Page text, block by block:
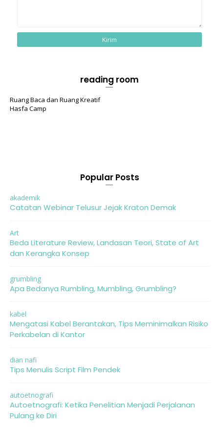
reading room
Ruang Baca dan Ruang Kreatif
Hasfa Camp
Popular Posts
akademik
Catatan Webinar Telusur Jejak Kraton Demak
Art
Beda Literature Review, Landasan Teori, State of Art
dan Kerangka Konsep
grumbling
Apa Bedanya Rumbling, Mumbling, Grumbling?
kabel
Mengatasi Kabel Berantakan, Tips Meminimalkan Risiko
Perkabelan di Kantor
dian nafi
Tips Menulis Script Film Pendek
autoetnografi
Autoetnografi: Ketika Penelitian Menjadi Perjalanan
Pulang ke Diri